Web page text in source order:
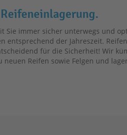
Sie immer sicher unterwegs und
entsprechend der Jahreszeit.
für die Sicherheit! Wir
neuen Reifen sowie Felgen und